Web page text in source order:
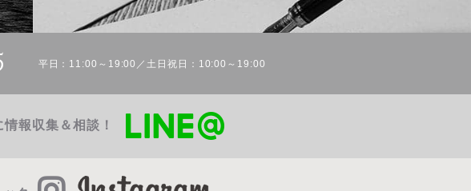
平日：11:00～19:00／土日祝日：10:00～19:00
報収集＆相談！